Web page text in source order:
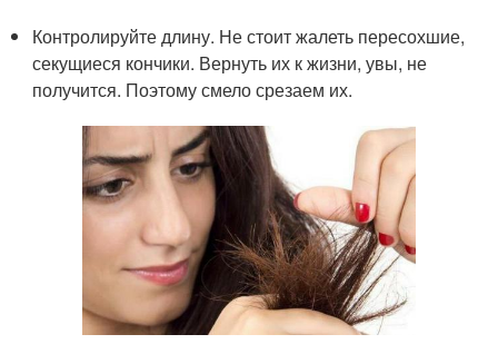
Контролируйте длину. Не стоит жалеть пересохшие,
секущиеся кончики. Вернуть их к жизни, увы, не
получится. Поэтому смело срезаем их.